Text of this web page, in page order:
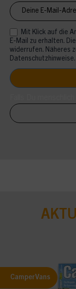
Mit Klick auf die
E-Mail zu erhalten.
widerrufen. Näheres
Datenschutzhinweise.
CamperVans